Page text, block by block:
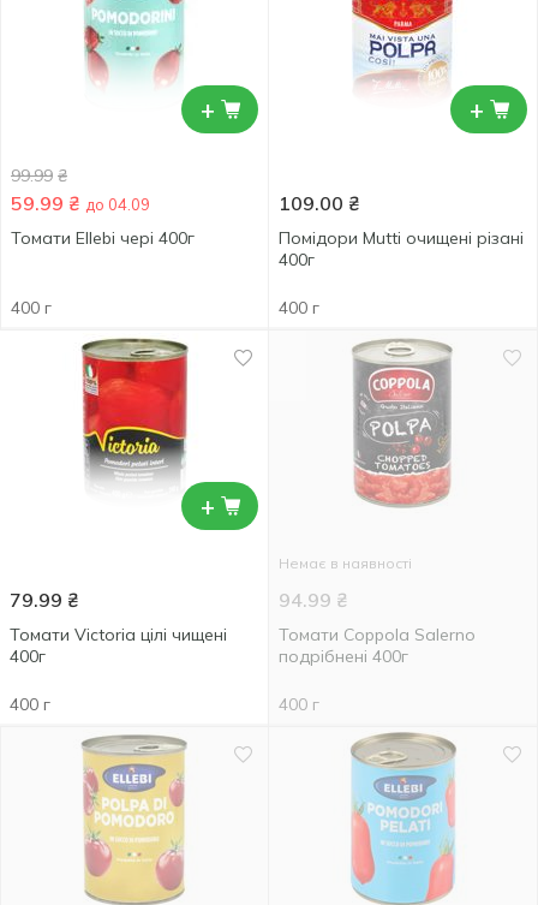
+
99.99 ₴
59.99 ₴ до 04.09
Томати Ellebi чері 400г
400 г
+
109.00 ₴
Помідори Mutti очищені різані
400г
400 г
+
79.99 ₴
Томати Victoria цілі чищені
400г
400 г
Немає в наявності
94.99 ₴
Томати Coppola Salerno
подрібнені 400г
400 г